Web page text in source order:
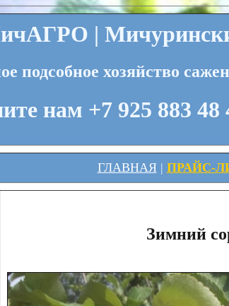
|
подсобное хозяйство
нам +7 925 883
ГЛАВНАЯ| ПРАЙС-
Зимний